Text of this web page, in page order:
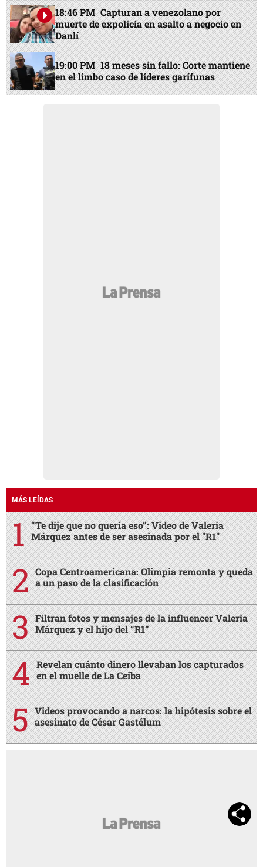
18:46 PM Capturan a venezolano por
muerte de expolicía en asalto a negocio en
Danlí
19:00 PM 18 meses sin fallo: Corte mantiene
en el limbo caso de líderes garífunas
MÁS LEÍDAS
“Te dije que no quería eso”: Video de Valeria
Márquez antes de ser asesinada por el "R1"
Copa Centroamericana: Olimpia remonta y queda
a un paso de la clasificación
Filtran fotos y mensajes de la influencer Valeria
Márquez y el hijo del “R1”
Revelan cuánto dinero llevaban los capturados
en el muelle de La Ceiba
Videos provocando a narcos: la hipótesis sobre el
asesinato de César Gastélum